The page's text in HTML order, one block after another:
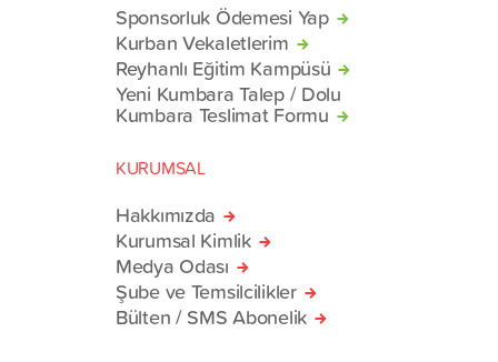
Sponsorluk Ödemesi Yap
Kurban Vekaletlerim
Reyhanlı Eğitim Kampüsü
Yeni Kumbara Talep / Dolu
Kumbara Teslimat Formu
KURUMSAL
Hakkımızda
Kurumsal Kimlik
Medya Odası
Şube ve Temsilcilikler
Bülten / SMS Abonelik